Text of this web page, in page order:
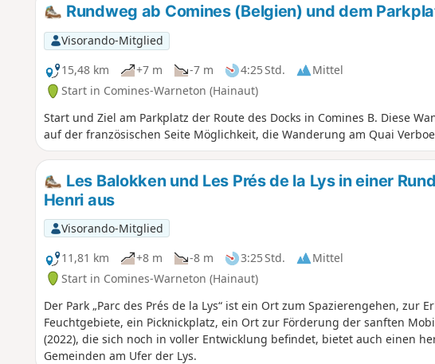
Rundweg ab Comines (Belgien) und dem
Visorando-Mitglied
15,48 km
+7 m -7 m 4:25 Std.
Mittel
Start in Comines-Warneton (Hainaut)
Start und Ziel am Parkplatz der Route des Docks in Comines B. Diese
auf der französischen Seite Möglichkeit, die Wanderung am Quai
Les Balokken und Les Prés de la Lys in einer
Henri aus
Visorando-Mitglied
11,81 km
+8 m -8 m 3:25 Std.
Mittel
Start in Comines-Warneton (Hainaut)
Der Park „Parc des Prés de la Lys“ ist ein Ort zum Spazierengehen, zur
Feuchtgebiete, ein Picknickplatz, ein Ort zur Förderung der sanften
(2022), die sich noch in voller Entwicklung befindet, bietet auch einen
Gemeinden am Ufer der Lys.